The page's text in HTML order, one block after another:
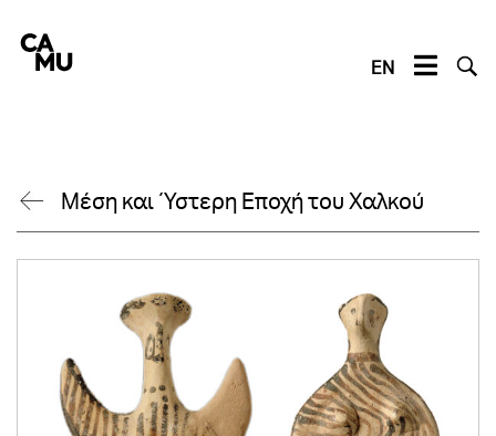
content
EN
Μέση και Ύστερη Εποχή του Χαλκού